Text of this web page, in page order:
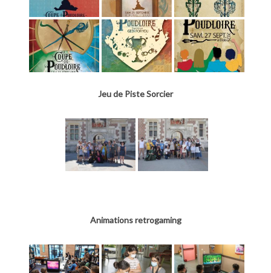
Jeu de Piste Sorcier
Animations retrogaming